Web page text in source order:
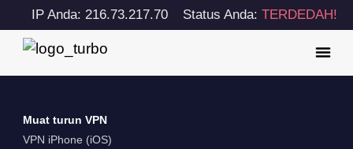
IP Anda: 216.73.217.70 Status Anda: TERDEDAH!
Muat turun VPN
VPN iPhone (iOS)